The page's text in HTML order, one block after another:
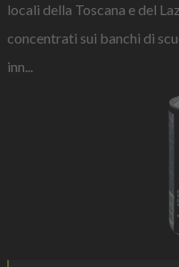
locali della Toscana e del
concentrati sui banchi di
inn...